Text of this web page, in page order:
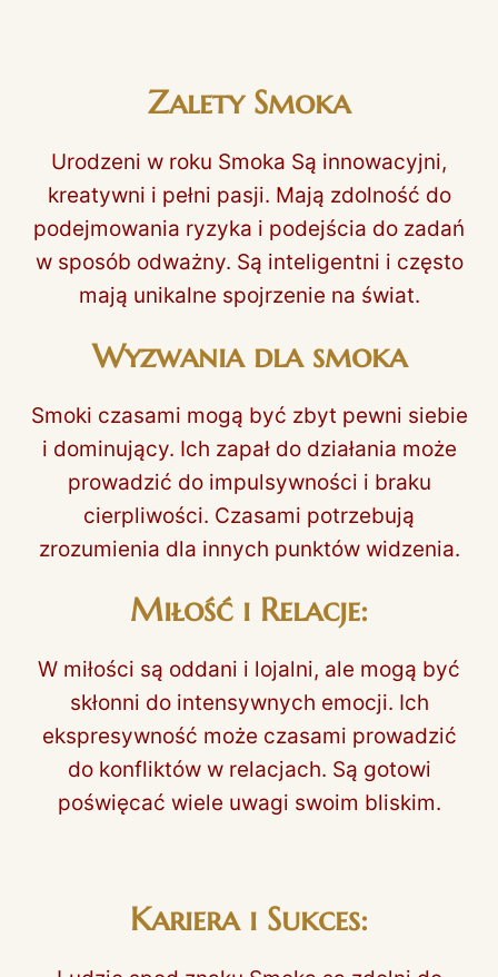
Zalety Smoka
Urodzeni w roku Smoka Są innowacyjni,
kreatywni i pełni pasji. Mają zdolność do
podejmowania ryzyka i podejścia do zadań
w sposób odważny. Są inteligentni i często
mają unikalne spojrzenie na świat.
Wyzwania dla smoka
Smoki czasami mogą być zbyt pewni siebie
i dominujący. Ich zapał do działania może
prowadzić do impulsywności i braku
cierpliwości. Czasami potrzebują
zrozumienia dla innych punktów widzenia.
Miłość i Relacje:
W miłości są oddani i lojalni, ale mogą być
skłonni do intensywnych emocji. Ich
ekspresywność może czasami prowadzić
do konfliktów w relacjach. Są gotowi
poświęcać wiele uwagi swoim bliskim.
Kariera i Sukces: